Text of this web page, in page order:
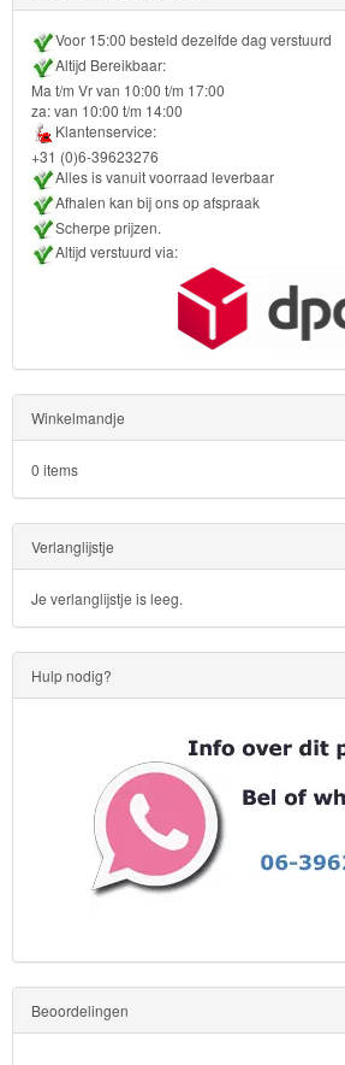
Voor 15:00 besteld dezelfde dag verstuurd
Altijd Bereikbaar:
Ma t/m Vr van 10:00 t/m 17:00
za: van 10:00 t/m 14:00
Klantenservice:
+31 (0)6-39623276
Alles is vanuit voorraad leverbaar
Afhalen kan bij ons op afspraak
Scherpe prijzen.
Altijd verstuurd via:
Winkelmandje
0 items
Verlanglijstje
Je verlanglijstje is leeg.
Hulp nodig?
Beoordelingen